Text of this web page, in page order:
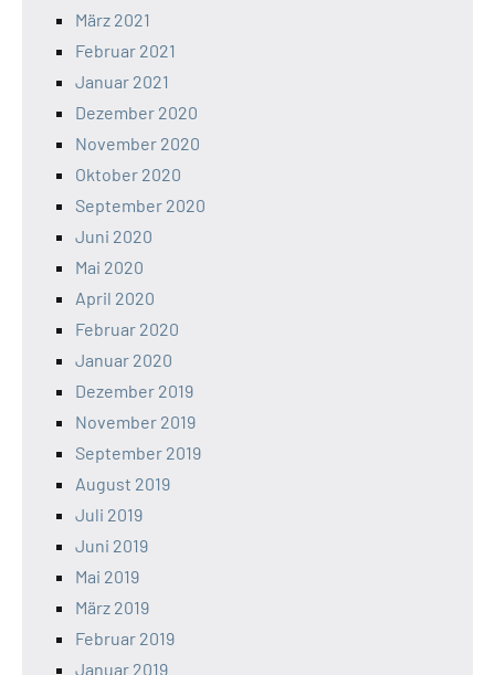
März 2021
Februar 2021
Januar 2021
Dezember 2020
November 2020
Oktober 2020
September 2020
Juni 2020
Mai 2020
April 2020
Februar 2020
Januar 2020
Dezember 2019
November 2019
September 2019
August 2019
Juli 2019
Juni 2019
Mai 2019
März 2019
Februar 2019
Januar 2019